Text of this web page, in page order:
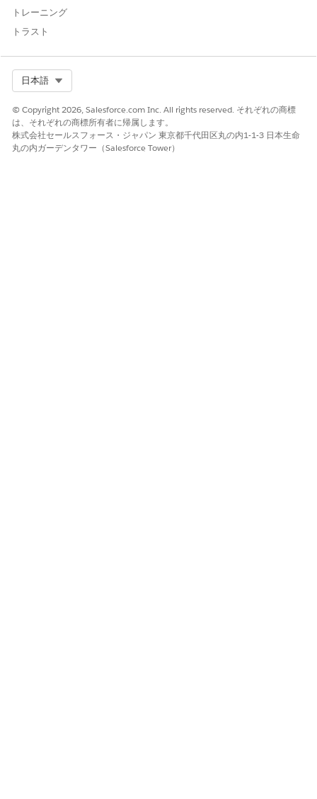
トレーニング
トラスト
日本語
© Copyright 2026, Salesforce.com Inc. All rights reserved. それぞれの商標
は、それぞれの商標所有者に帰属します。
株式会社セールスフォース・ジャパン 東京都千代田区丸の内1-1-3 日本生命
丸の内ガーデンタワー（Salesforce Tower）